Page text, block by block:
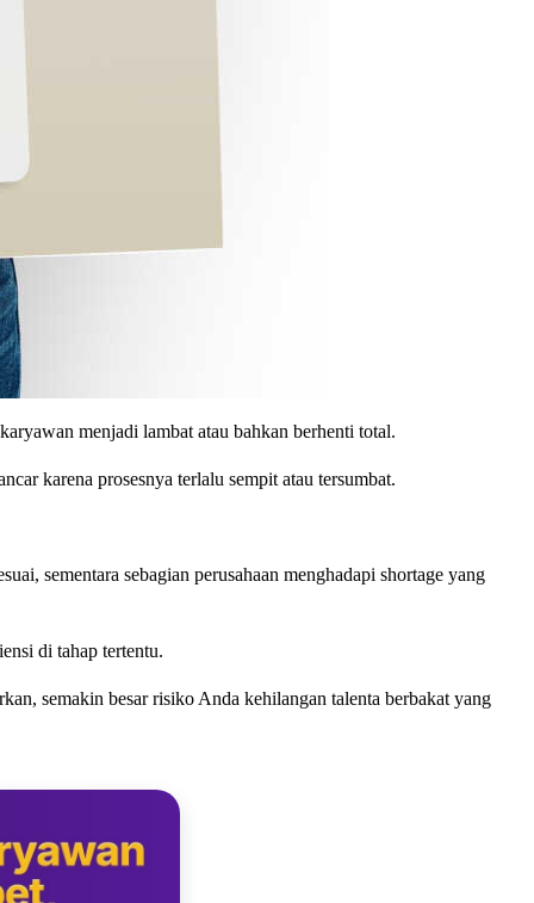
menjadi lambat atau bahkan berhenti total.
karena prosesnya terlalu sempit atau tersumbat.
sementara sebagian perusahaan menghadapi shortage yang
di tahap tertentu.
semakin besar risiko Anda kehilangan talenta berbakat yang